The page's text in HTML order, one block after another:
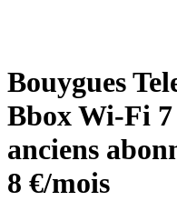
Bouygues
Bbox Wi-Fi 7
anciens
8 €/mois